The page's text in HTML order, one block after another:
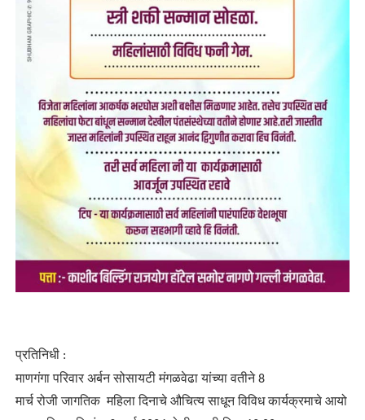
प्रतिनिधी :
माणगंगा परिवार अर्बन सोसायटी मंगळवेढा यांच्या वतीने8
मार्च रोजी जागतिक महिला दिनाचे औचित्य साधून विविध कार्यक्रमाचे आयो